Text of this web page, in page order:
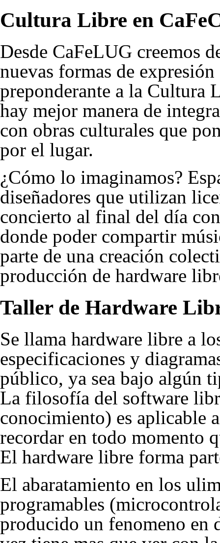
Cultura Libre en
Desde CaFeLUG creemos
nuevas formas de
preponderante a la Cultura
hay mejor manera de
con obras culturales que
por el lugar.
¿Cómo lo imaginamos?
diseñadores que utilizan
concierto al final del día
donde poder compartir
parte de una creación
producción de hardware
Taller de Hardware
Se llama hardware libre a
especificaciones y
público, ya sea bajo algún
La filosofía del software
conocimiento) es aplicable
recordar en todo momento
El hardware libre forma
El abaratamiento en los
programables
producido un fenomeno en